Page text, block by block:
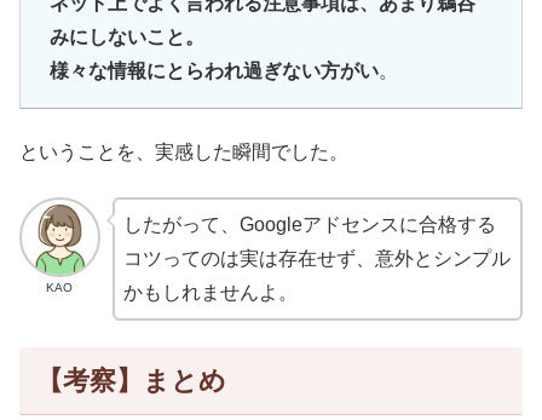
みにしないこと。
様々な情報にとらわれ過ぎない方がい。
ということを、実感した瞬間でした。
KAO
したがって、Googleアドセンスに合格する
コツってのは実は存在せず、意外とシンプル
かもしれませんよ。
【考察】まとめ